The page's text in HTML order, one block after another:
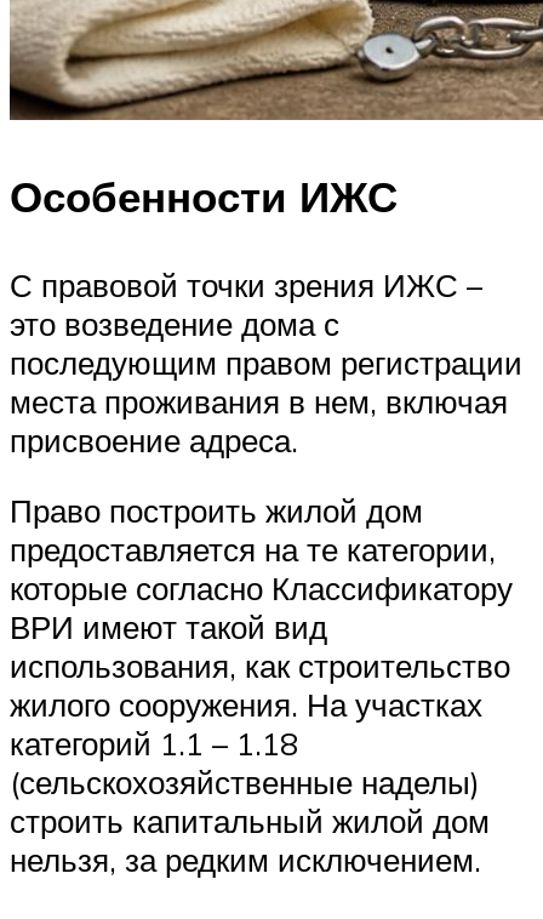
Особенности ИЖС
С правовой точки зрения ИЖС –
это возведение дома с
последующим правом регистрации
места проживания в нем, включая
присвоение адреса.
Право построить жилой дом
предоставляется на те категории,
которые согласно Классификатору
ВРИ имеют такой вид
использования, как строительство
жилого сооружения. На участках
категорий 1.1 – 1.18
(сельскохозяйственные наделы)
строить капитальный жилой дом
нельзя, за редким исключением.